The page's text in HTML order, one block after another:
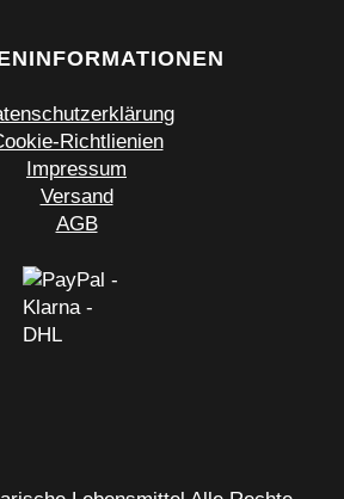
Richtlienien
Impressum
Versand
AGB